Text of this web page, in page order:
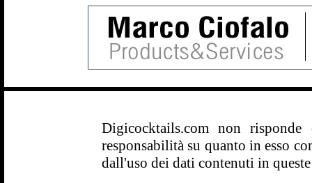
Digicocktails.com non
responsabilità su quanto in esso
dall'uso dei dati contenuti in